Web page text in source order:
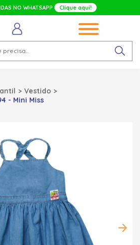
NO WHATSAPP Clique aqui!
Vestido
- Mini Miss